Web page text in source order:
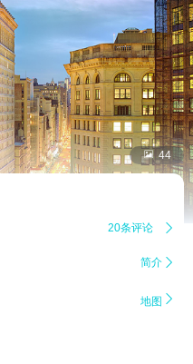
 44
20条评论 
简介 
地图 